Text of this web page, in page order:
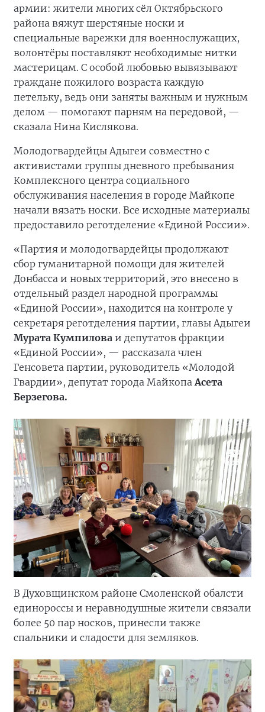
армии: жители многих сёл Октябрьского
района вяжут шерстяные носки и
специальные варежки для военнослужащих,
волонтёры поставляют необходимые нитки
мастерицам. С особой любовью вывязывают
граждане пожилого возраста каждую
петельку, ведь они заняты важным и нужным
делом — помогают парням на передовой, —
сказала Нина Кислякова.
Молодогвардейцы Адыгеи совместно с
активистами группы дневного пребывания
Комплексного центра социального
обслуживания населения в городе Майкопе
начали вязать носки. Все исходные материалы
предоставило реготделение «Единой России».
«Партия и молодогвардейцы продолжают
сбор гуманитарной помощи для жителей
Донбасса и новых территорий, это внесено в
отдельный раздел народной программы
«Единой России», находится на контроле у
секретаря реготделения партии, главы Адыгеи
Мурата Кумпилова и депутатов фракции
«Единой России», — рассказала член
Генсовета партии, руководитель «Молодой
Гвардии», депутат города МайкопаАсета
Берзегова.
В Духовщинском районе Смоленской обалсти
единороссы и неравнодушные жители связали
более 50 пар носков, принесли также
спальники и сладости для земляков.